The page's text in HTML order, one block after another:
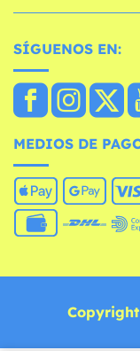
SÍGUENOS EN:
MEDIOS DE